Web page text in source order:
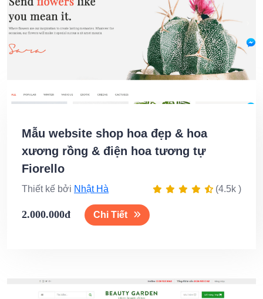
Mẫu website shop hoa đẹp & hoa
xương rồng & điện hoa tương tự
Fiorello
Thiết kế bởi Nhật Hà (4.5k )
2.000.000đ Chi Tiết